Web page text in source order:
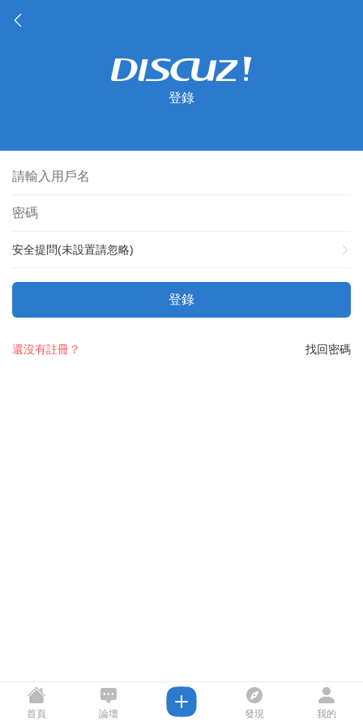
登錄
安全提問(未設置請忽略)
登錄
找回密碼
還沒有註冊？
首頁 論壇 發現 我的